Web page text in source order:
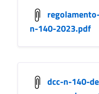
n-140-2023.pdf
dcc-n-140-